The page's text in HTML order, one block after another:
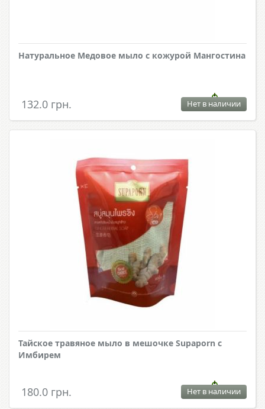
Натуральное Медовое мыло с кожурой Mангостина
132.0 грн. Нет в наличии
Тайское травяное мыло в мешочке Supaporn с
Имбирем
180.0 грн. Нет в наличии